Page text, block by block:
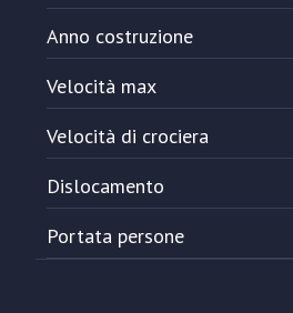
Anno costruzione
Velocità max
Velocità di crociera
Dislocamento
Portata persone